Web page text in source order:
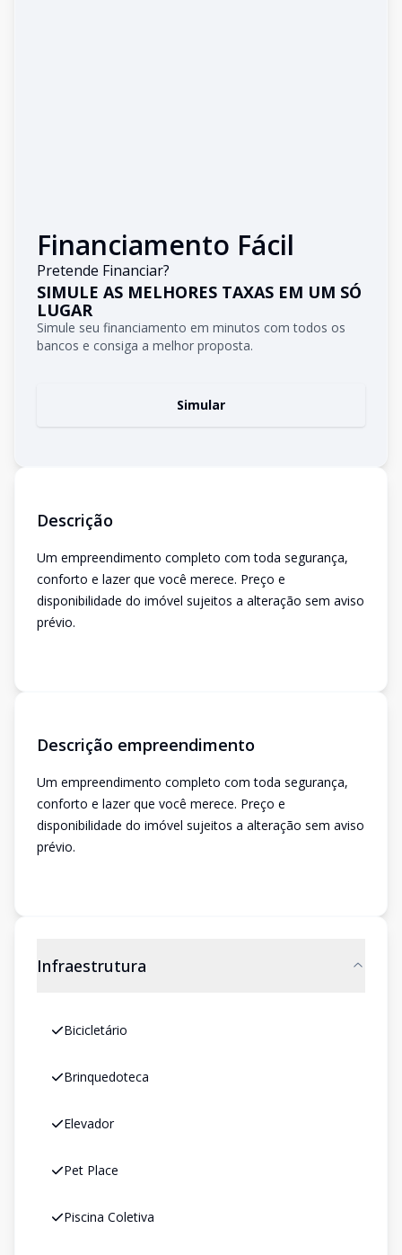
Financiamento Fácil
Pretende Financiar?
SIMULE AS MELHORES TAXAS EM UM SÓ
LUGAR
Simule seu financiamento em minutos com todos os
bancos e consiga a melhor proposta.
Simular
Descrição
Um empreendimento completo com toda segurança,
conforto e lazer que você merece. Preço e
disponibilidade do imóvel sujeitos a alteração sem aviso
prévio.
Descrição empreendimento
Um empreendimento completo com toda segurança,
conforto e lazer que você merece. Preço e
disponibilidade do imóvel sujeitos a alteração sem aviso
prévio.
Infraestrutura
Bicicletário
Brinquedoteca
Elevador
Pet Place
Piscina Coletiva